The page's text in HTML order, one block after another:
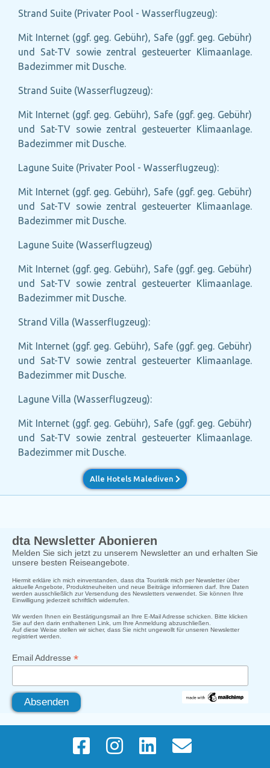
Strand Suite (Privater Pool - Wasserflugzeug):
Mit Internet (ggf. geg. Gebühr), Safe (ggf. geg. Gebühr)
und Sat-TV sowie zentral gesteuerter Klimaanlage.
Badezimmer mit Dusche.
Strand Suite (Wasserflugzeug):
Mit Internet (ggf. geg. Gebühr), Safe (ggf. geg. Gebühr)
und Sat-TV sowie zentral gesteuerter Klimaanlage.
Badezimmer mit Dusche.
Lagune Suite (Privater Pool - Wasserflugzeug):
Mit Internet (ggf. geg. Gebühr), Safe (ggf. geg. Gebühr)
und Sat-TV sowie zentral gesteuerter Klimaanlage.
Badezimmer mit Dusche.
Lagune Suite (Wasserflugzeug)
Mit Internet (ggf. geg. Gebühr), Safe (ggf. geg. Gebühr)
und Sat-TV sowie zentral gesteuerter Klimaanlage.
Badezimmer mit Dusche.
Strand Villa (Wasserflugzeug):
Mit Internet (ggf. geg. Gebühr), Safe (ggf. geg. Gebühr)
und Sat-TV sowie zentral gesteuerter Klimaanlage.
Badezimmer mit Dusche.
Lagune Villa (Wasserflugzeug):
Mit Internet (ggf. geg. Gebühr), Safe (ggf. geg. Gebühr)
und Sat-TV sowie zentral gesteuerter Klimaanlage.
Badezimmer mit Dusche.
Alle Hotels Malediven
dta Newsletter Abonieren
Melden Sie sich jetzt zu unserem Newsletter an und erhalten Sie
unsere besten Reiseangebote.
Hiermit erkläre ich mich einverstanden, dass dta Touristik mich per Newsletter über
aktuelle Angebote, Produktneuheiten und neue Beiträge informieren darf. Ihre Daten
werden ausschließlich zur Versendung des Newsletters verwendet. Sie können Ihre
Einwilligung jederzeit schriftlich widerrufen.
Wir werden Ihnen ein Bestätigungsmail an Ihre E-Mail Adresse schicken. Bitte klicken
Sie auf den darin enthaltenen Link, um Ihre Anmeldung abzuschließen.
Auf diese Weise stellen wir sicher, dass Sie nicht ungewollt für unseren Newsletter
registriert werden.
Email Addresse *